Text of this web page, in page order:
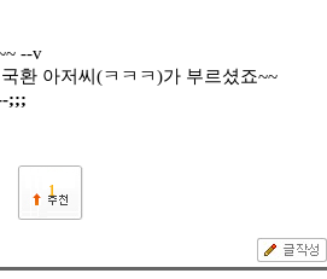
--v
환 아저씨(ㅋㅋㅋ)가 부르셨죠~~
;;;
1